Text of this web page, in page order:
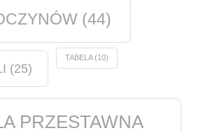
(44)
(25)
TABELA(10)
PRZESTAWNA